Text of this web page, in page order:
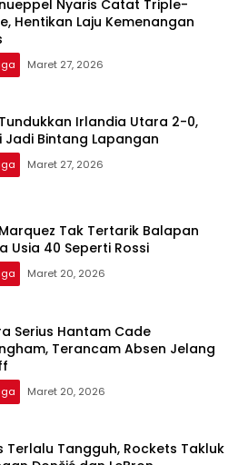
Nyaris Catat Triple-
Hentikan Laju Kemenangan
Maret 27, 2026
Irlandia Utara 2-0,
Jadi Bintang Lapangan
Maret 27, 2026
Tak Tertarik Balapan
Usia 40 Seperti Rossi
Maret 20, 2026
Serius Hantam Cade
Terancam Absen Jelang
Maret 20, 2026
Terlalu Tangguh, Rockets Takluk